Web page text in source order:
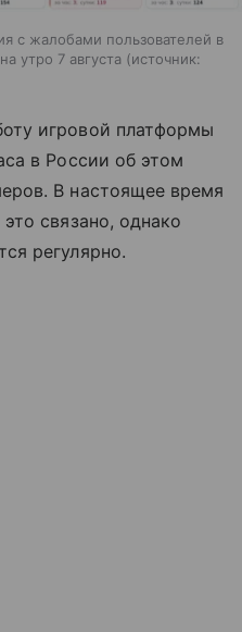
с жалобами пользователей в
утро 7 августа
источник:
игровой платформы
в России об этом
В настоящее время
связано, однако
регулярно.